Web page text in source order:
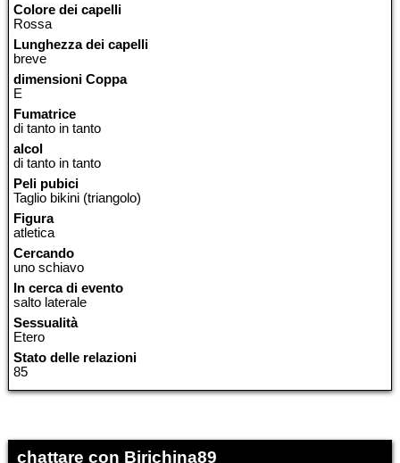
Colore dei capelli
Rossa
Lunghezza dei capelli
breve
dimensioni Coppa
E
Fumatrice
di tanto in tanto
alcol
di tanto in tanto
Peli pubici
Taglio bikini (triangolo)
Figura
atletica
Cercando
uno schiavo
In cerca di evento
salto laterale
Sessualità
Etero
Stato delle relazioni
85
chattare con Birichina89